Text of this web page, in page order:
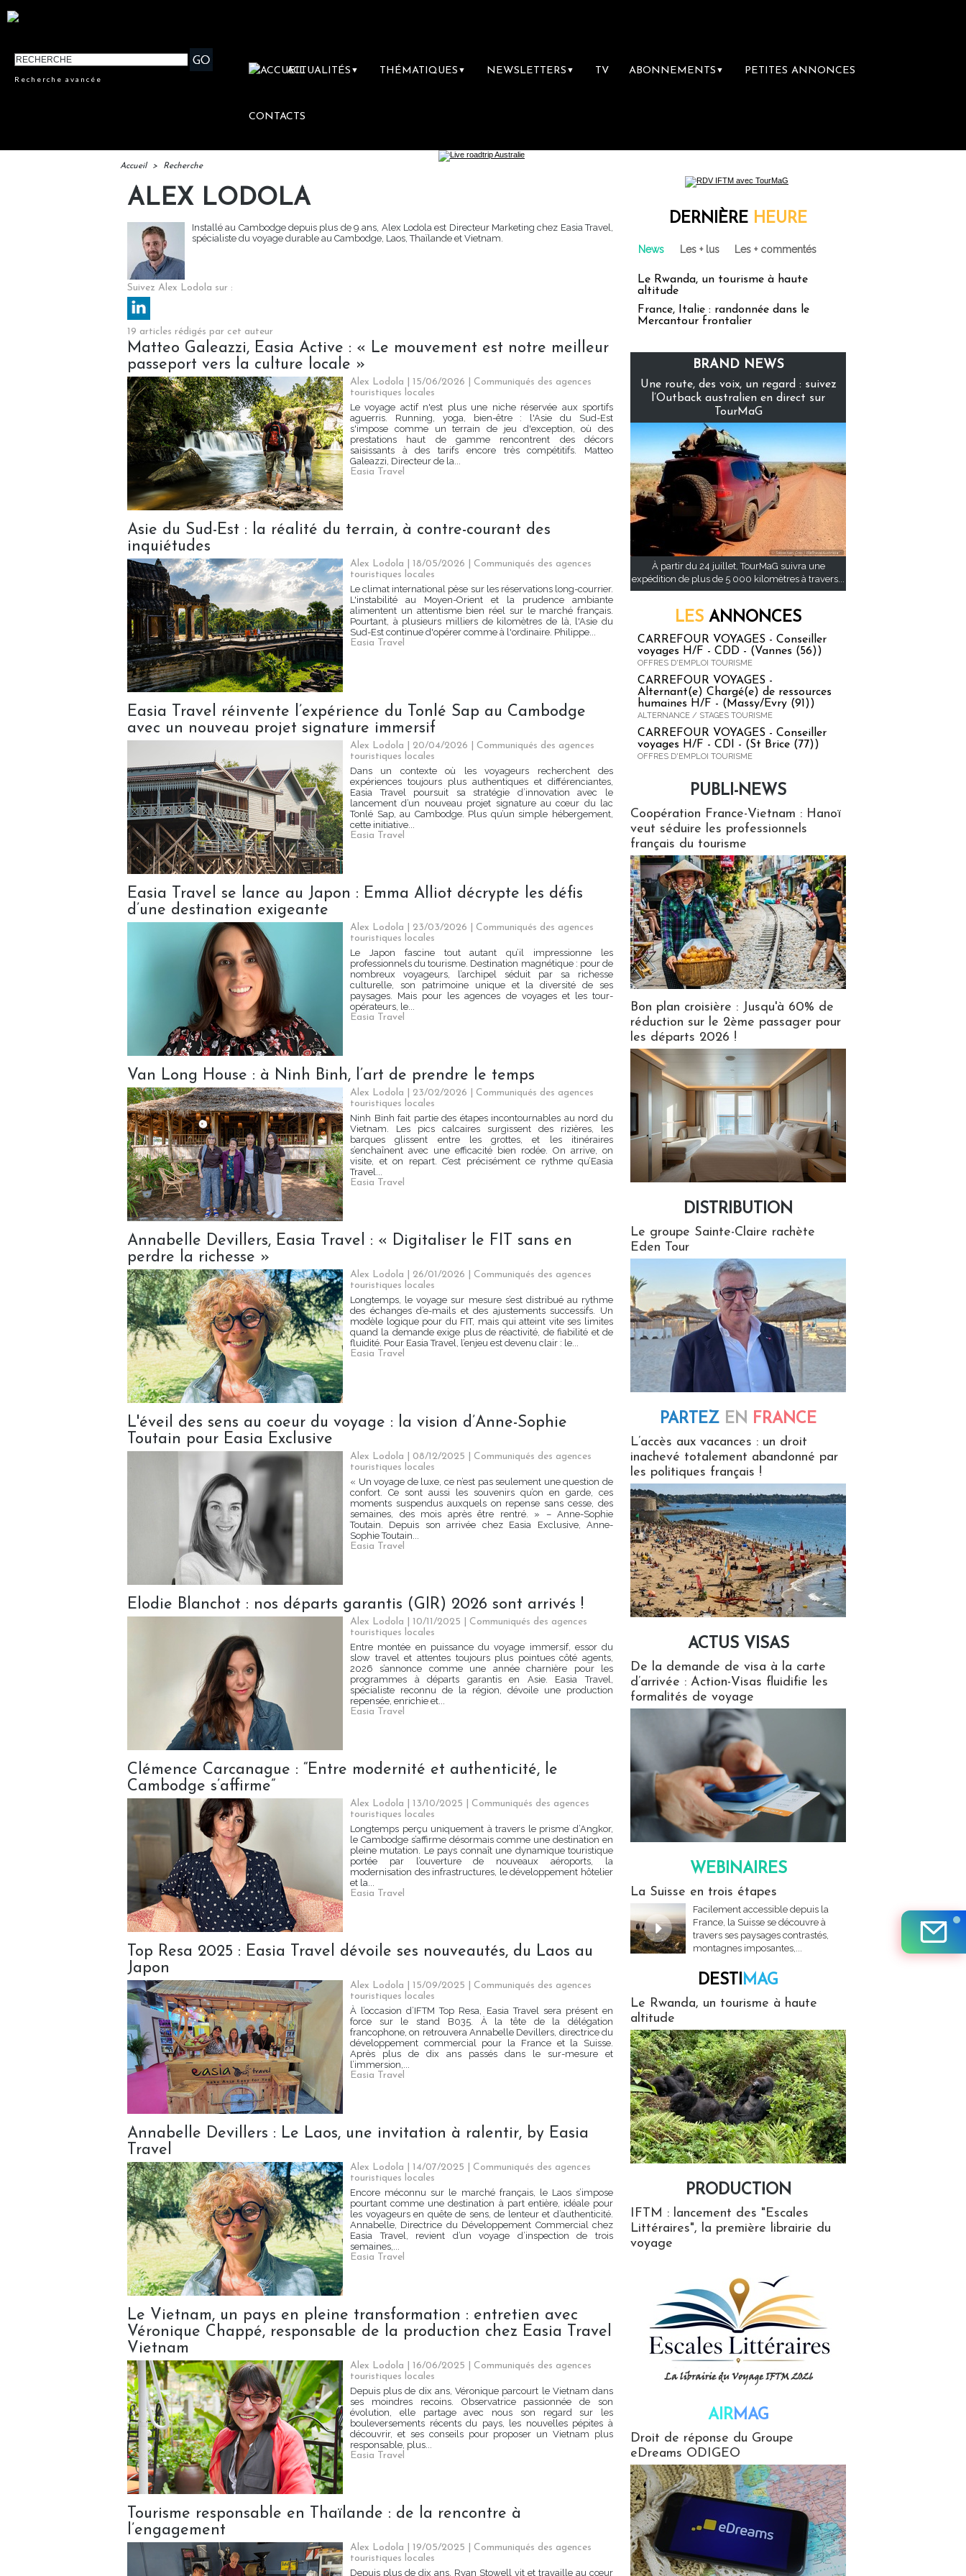
Recherche avancée
ACTUALITÉS ▼ THÉMATIQUES ▼ NEWSLETTERS ▼ TV ABONNEMENTS ▼ PETITES ANNONCES
CONTACTS
Accueil > Recherche
ALEX LODOLA
Installé au Cambodge depuis plus de 9 ans, Alex Lodola est Directeur Marketing chez Easia Travel,
spécialiste du voyage durable au Cambodge, Laos, Thaïlande et Vietnam.
Suivez Alex Lodola sur :
19 articles rédigés par cet auteur
Matteo Galeazzi, Easia Active : « Le mouvement est notre meilleur
passeport vers la culture locale »
Alex Lodola | 15/06/2026
Communiqués des agences
touristiques locales
Le voyage actif n'est plus une niche réservée aux sportifs
aguerris. Running, yoga, bien-être : l'Asie du Sud-Est
s'impose comme un terrain de jeu d'exception, où des
prestations haut de gamme rencontrent des décors
saisissants à des tarifs encore très compétitifs. Matteo
Galeazzi, Directeur de la...
Easia Travel
Asie du Sud-Est : la réalité du terrain, à contre-courant des
inquiétudes
Alex Lodola | 18/05/2026
Communiqués des agences
touristiques locales
Le climat international pèse sur les réservations long-courrier.
L'instabilité au Moyen-Orient et la prudence ambiante
alimentent un attentisme bien réel sur le marché français.
Pourtant, à plusieurs milliers de kilomètres de là, l'Asie du
Sud-Est continue d'opérer comme à l'ordinaire. Philippe...
Easia Travel
Easia Travel réinvente l’expérience du Tonlé Sap au Cambodge
avec un nouveau projet signature immersif
Alex Lodola | 20/04/2026
Communiqués des agences
touristiques locales
Dans un contexte où les voyageurs recherchent des
expériences toujours plus authentiques et différenciantes,
Easia Travel poursuit sa stratégie d’innovation avec le
lancement d’un nouveau projet signature au cœur du lac
Tonlé Sap, au Cambodge. Plus qu’un simple hébergement,
cette initiative...
Easia Travel
Easia Travel se lance au Japon : Emma Alliot décrypte les défis
d’une destination exigeante
Alex Lodola | 23/03/2026
Communiqués des agences
touristiques locales
Le Japon fascine tout autant qu’il impressionne les
professionnels du tourisme. Destination magnétique : pour de
nombreux voyageurs, l’archipel séduit par sa richesse
culturelle, son patrimoine unique et la diversité de ses
paysages. Mais pour les agences de voyages et les tour-
opérateurs, le...
Easia Travel
Van Long House : à Ninh Binh, l’art de prendre le temps
Alex Lodola | 23/02/2026
Communiqués des agences
touristiques locales
Ninh Binh fait partie des étapes incontournables au nord du
Vietnam. Les pics calcaires surgissent des rizières, les
barques glissent entre les grottes, et les itinéraires
s’enchaînent avec une efficacité bien rodée. On arrive, on
visite, et on repart. C’est précisément ce rythme qu’Easia
Travel...
Easia Travel
Annabelle Devillers, Easia Travel : « Digitaliser le FIT sans en
perdre la richesse »
Alex Lodola | 26/01/2026
Communiqués des agences
touristiques locales
Longtemps, le voyage sur mesure s’est distribué au rythme
des échanges d’e-mails et des ajustements successifs. Un
modèle logique pour du FIT, mais qui atteint vite ses limites
quand la demande exige plus de réactivité, de fiabilité et de
fluidité. Pour Easia Travel, l’enjeu est devenu clair : le...
Easia Travel
L'éveil des sens au coeur du voyage : la vision d’Anne-Sophie
Toutain pour Easia Exclusive
Alex Lodola | 08/12/2025
Communiqués des agences
touristiques locales
« Un voyage de luxe, ce n’est pas seulement une question de
confort. Ce sont aussi les souvenirs qu’on en garde, ces
moments suspendus auxquels on repense sans cesse, des
semaines, des mois après être rentré. » – Anne-Sophie
Toutain. Depuis son arrivée chez Easia Exclusive, Anne-
Sophie Toutain...
Easia Travel
Elodie Blanchot : nos départs garantis (GIR) 2026 sont arrivés !
Alex Lodola | 10/11/2025
Communiqués des agences
touristiques locales
Entre montée en puissance du voyage immersif, essor du
slow travel et attentes toujours plus pointues côté agents,
2026 s’annonce comme une année charnière pour les
programmes à départs garantis en Asie. Easia Travel,
spécialiste reconnu de la région, dévoile une production
repensée, enrichie et...
Easia Travel
Clémence Carcanague : “Entre modernité et authenticité, le
Cambodge s’affirme”
Alex Lodola | 13/10/2025
Communiqués des agences
touristiques locales
Longtemps perçu uniquement à travers le prisme d’Angkor,
le Cambodge s’affirme désormais comme une destination en
pleine mutation. Le pays connaît une dynamique touristique
portée par l’ouverture de nouveaux aéroports, la
modernisation des infrastructures, le développement hôtelier
et la...
Easia Travel
Top Resa 2025 : Easia Travel dévoile ses nouveautés, du Laos au
Japon
Alex Lodola | 15/09/2025
Communiqués des agences
touristiques locales
À l’occasion d’IFTM Top Resa, Easia Travel sera présent en
force sur le stand B035. À la tête de la délégation
francophone, on retrouvera Annabelle Devillers, directrice du
développement commercial pour la France et la Suisse.
Après plus de dix ans passés dans le sur-mesure et
l’immersion,...
Easia Travel
Annabelle Devillers : Le Laos, une invitation à ralentir, by Easia
Travel
Alex Lodola | 14/07/2025
Communiqués des agences
touristiques locales
Encore méconnu sur le marché français, le Laos s’impose
pourtant comme une destination à part entière, idéale pour
les voyageurs en quête de sens, de lenteur et d’authenticité.
Annabelle, Directrice du Développement Commercial chez
Easia Travel, revient d’un voyage d’inspection de trois
semaines,...
Easia Travel
Le Vietnam, un pays en pleine transformation : entretien avec
Véronique Chappé, responsable de la production chez Easia Travel
Vietnam
Alex Lodola | 16/06/2025
Communiqués des agences
touristiques locales
Depuis plus de dix ans, Véronique parcourt le Vietnam dans
ses moindres recoins. Observatrice passionnée de son
évolution, elle partage avec nous son regard sur les
bouleversements récents du pays, les nouvelles pépites à
découvrir, et ses conseils pour proposer un Vietnam plus
responsable, plus...
Easia Travel
Tourisme responsable en Thaïlande : de la rencontre à
l’engagement
Alex Lodola | 19/05/2025
Communiqués des agences
touristiques locales
Depuis plus de dix ans, Ryan Stowell vit et travaille au cœur
DERNIÈRE HEURE
News Les + lus Les + commentés
Le Rwanda, un tourisme à haute
altitude
France, Italie : randonnée dans le
Mercantour frontalier
BRAND NEWS
Une route, des voix, un regard : suivez
l’Outback australien en direct sur
TourMaG
À partir du 24 juillet, TourMaG suivra une
expédition de plus de 5 000 kilomètres à travers...
LES ANNONCES
CARREFOUR VOYAGES - Conseiller
voyages H/F - CDD - (Vannes (56))
OFFRES D'EMPLOI TOURISME
CARREFOUR VOYAGES -
Alternant(e) Chargé(e) de ressources
humaines H/F - (Massy/Evry (91))
ALTERNANCE / STAGES TOURISME
CARREFOUR VOYAGES - Conseiller
voyages H/F - CDI - (St Brice (77))
OFFRES D'EMPLOI TOURISME
PUBLI-NEWS
Coopération France-Vietnam : Hanoï
veut séduire les professionnels
français du tourisme
Bon plan croisière : Jusqu'à 60% de
réduction sur le 2ème passager pour
les départs 2026 !
DISTRIBUTION
Le groupe Sainte-Claire rachète
Eden Tour
PARTEZ EN FRANCE
L’accès aux vacances : un droit
inachevé totalement abandonné par
les politiques français !
ACTUS VISAS
De la demande de visa à la carte
d’arrivée : Action-Visas fluidifie les
formalités de voyage
WEBINAIRES
La Suisse en trois étapes
Facilement accessible depuis la
France, la Suisse se découvre à
travers ses paysages contrastés,
montagnes imposantes,...
DESTIMAG
Le Rwanda, un tourisme à haute
altitude
PRODUCTION
IFTM : lancement des "Escales
Littéraires", la première librairie du
voyage
AIRMAG
Droit de réponse du Groupe
eDreams ODIGEO